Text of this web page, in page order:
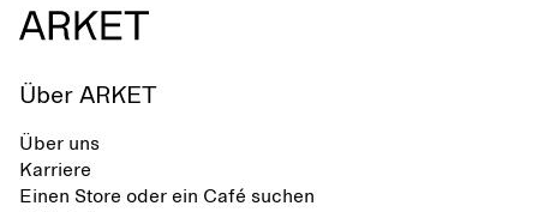
Über ARKET
Über uns
Karriere
Einen Store oder ein Café suchen